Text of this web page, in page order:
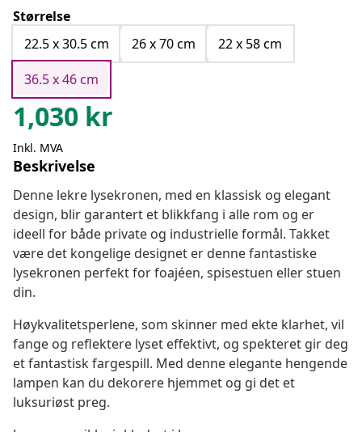
Størrelse
22.5 x 30.5 cm
26 x 70 cm
22 x 58 cm
36.5 x 46 cm
1,030 kr
Inkl. MVA
Beskrivelse
Denne lekre lysekronen, med en klassisk og elegant
design, blir garantert et blikkfang i alle rom og er
ideell for både private og industrielle formål. Takket
være det kongelige designet er denne fantastiske
lysekronen perfekt for foajéen, spisestuen eller stuen
din.
Høykvalitetsperlene, som skinner med ekte klarhet, vil
fange og reflektere lyset effektivt, og spekteret gir deg
et fantastisk fargespill. Med denne elegante hengende
lampen kan du dekorere hjemmet og gi det et
luksuriøst preg.